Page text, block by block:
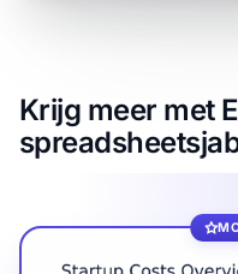
Krijg meer met